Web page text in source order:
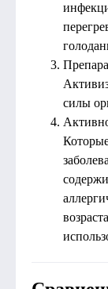
силы